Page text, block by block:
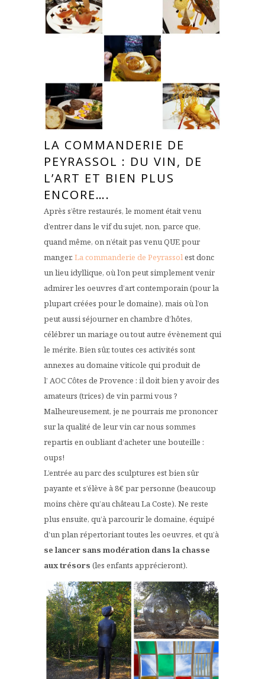
LA COMMANDERIE DE
PEYRASSOL : DU VIN, DE
L’ART ET BIEN PLUS
ENCORE….
Après s’être restaurés, le moment était venu
d’entrer dans le vif du sujet, non, parce que,
quand même, on n’était pas venu QUE pour
manger. La commanderie de Peyrassolest donc
un lieu idyllique, où l’on peut simplement venir
admirer les oeuvres d’art contemporain (pour la
plupart créées pour le domaine), mais où l’on
peut aussi séjourner en chambre d’hôtes,
célébrer un mariage ou tout autre évènement qui
le mérite. Bien sûr, toutes ces activités sont
annexes au domaine viticole qui produit de
l’ AOC Côtes de Provence : il doit bien y avoir des
amateurs (trices) de vin parmi vous ?
Malheureusement, je ne pourrais me prononcer
sur la qualité de leur vin car nous sommes
repartis en oubliant d’acheter une bouteille :
oups!
L’entrée au parc des sculptures est bien sûr
payante et s’élève à 8€ par personne (beaucoup
moins chère qu’au château La Coste). Ne reste
plus ensuite, qu’à parcourir le domaine, équipé
d’un plan répertoriant toutes les oeuvres, et qu’à
se lancer sans modération dans la chasse
aux trésors (les enfants apprécieront).